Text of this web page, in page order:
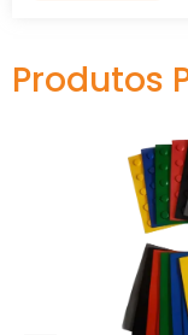
investimentos
O QUE
Os
Produtos